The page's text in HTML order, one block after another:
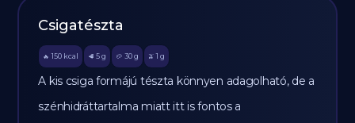
Csigatészta
🔥 150 kcal 🥩 5 g 🥔 30g 🫒 1 g
A kis csiga formájú tészta könnyen adagolható, de a
szénhidráttartalma miatt itt is fontos a